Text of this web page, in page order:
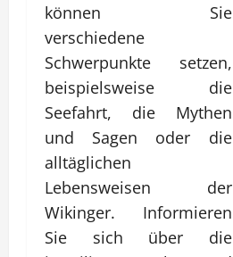
können Sie
verschiedene
Schwerpunkte setzen,
beispielsweise die
Seefahrt, die Mythen
und Sagen oder die
alltäglichen
Lebensweisen der
Wikinger. Informieren
Sie sich über die